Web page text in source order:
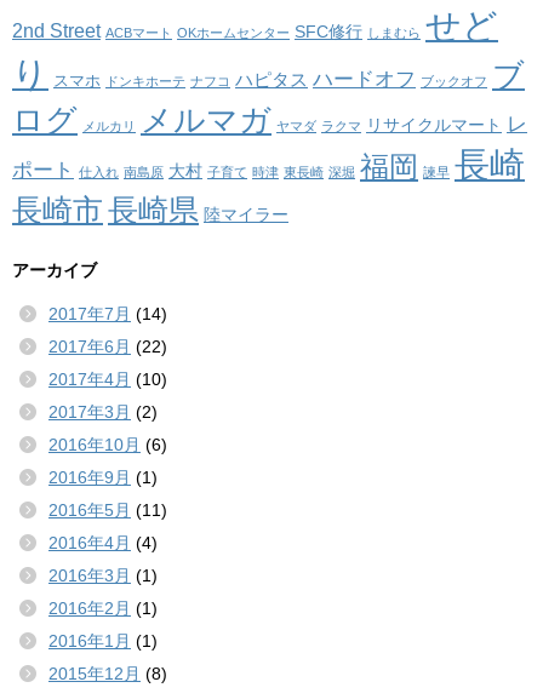
2nd Street ACBマート OKホームセンター SFC修行 しまむら せど
り
スマホ ドンキホーテ ナフコ ハピタス ハードオフ ブックオフ ブ
ログ メルカリ メルマガ ヤマダ ラクマ リサイクルマート レ
ポート
仕入れ 南島原 大村 子育て 時津 東長崎 深堀 福岡 諫早 長崎
長崎市長崎県 陸マイラー
アーカイブ
2017年7月 (14)
2017年6月 (22)
2017年4月 (10)
2017年3月 (2)
2016年10月 (6)
2016年9月 (1)
2016年5月 (11)
2016年4月 (4)
2016年3月 (1)
2016年2月 (1)
2016年1月 (1)
2015年12月 (8)